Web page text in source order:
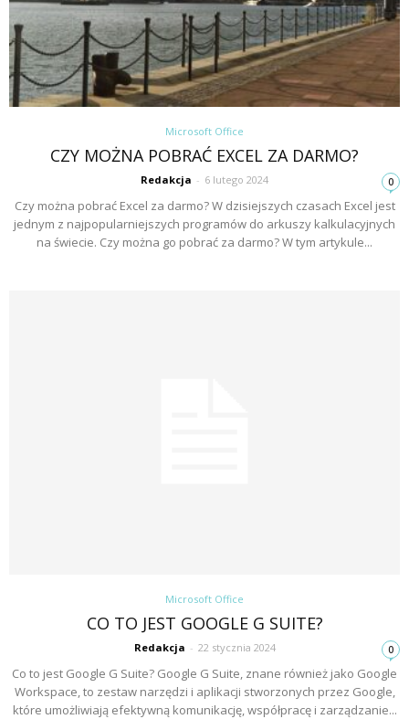
Microsoft Office
CZY MOŻNA POBRAĆ EXCEL ZA DARMO?
Redakcja - 6 lutego 2024 0
Czy można pobrać Excel za darmo? W dzisiejszych czasach Excel jest
jednym z najpopularniejszych programów do arkuszy kalkulacyjnych
na świecie. Czy można go pobrać za darmo? W tym artykule...
Microsoft Office
CO TO JEST GOOGLE G SUITE?
Redakcja - 22 stycznia 2024 0
Co to jest Google G Suite? Google G Suite, znane również jako Google
Workspace, to zestaw narzędzi i aplikacji stworzonych przez Google,
które umożliwiają efektywną komunikację, współpracę i zarządzanie...